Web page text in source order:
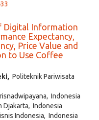
Digital Information
Expectancy,
Price Value and
to Use Coffee
Politeknik Pariwisata
Indonesia
Djakarta, Indonesia
Indonesia, Indonesia